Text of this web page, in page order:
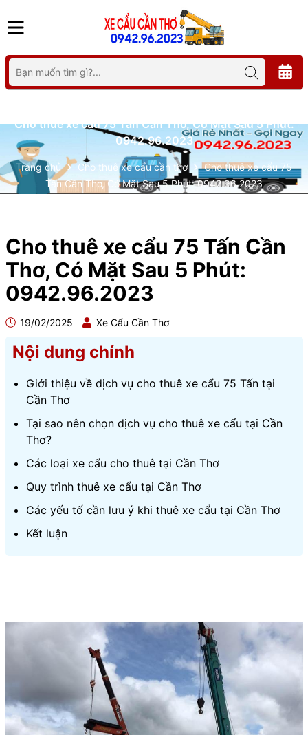
Cho thuê xe cẩu 75 Tấn Cần Thơ, Có Mặt Sau 5 Phút:
0942.96.2023
Trang chủ Cho thuê xe cẩu cần thơ
Cho thuê xe cẩu 75
Tấn Cần Thơ, Có Mặt Sau 5 Phút: 0942.96.2023
Cho thuê xe cẩu 75 Tấn Cần
Thơ, Có Mặt Sau 5 Phút:
0942.96.2023
19/02/2025 Xe Cẩu Cần Thơ
Nội dung chính
Giới thiệu về dịch vụ cho thuê xe cẩu 75 Tấn tại
Cần Thơ
Tại sao nên chọn dịch vụ cho thuê xe cẩu tại Cần
Thơ?
Các loại xe cẩu cho thuê tại Cần Thơ
Quy trình thuê xe cẩu tại Cần Thơ
Các yếu tố cần lưu ý khi thuê xe cẩu tại Cần Thơ
Kết luận